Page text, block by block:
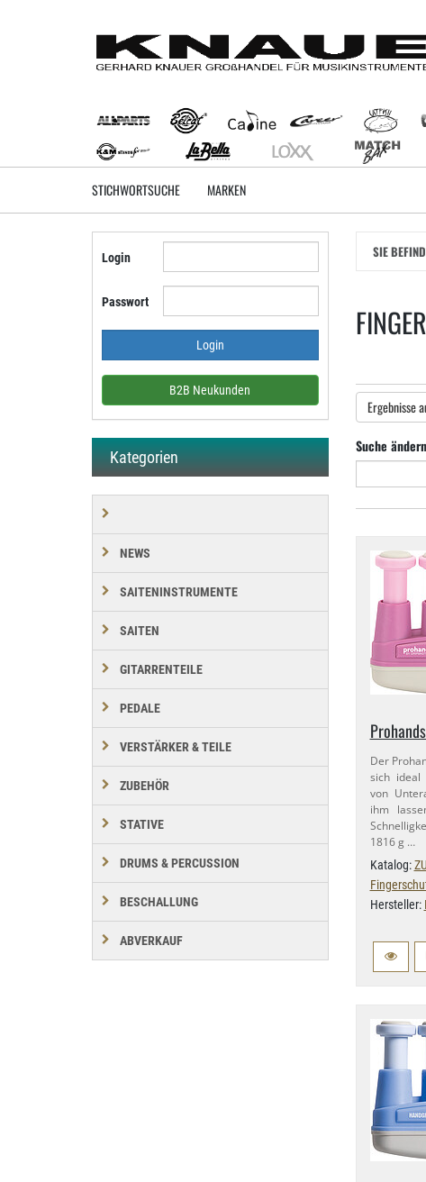
STICHWORTSUCHE MARKEN
SIE
Ergebnisse
Suche
Der
sich ideal
von
ihm
1816 g …
Katalog:
Hersteller:
Login
Passwort
B2B Neukunden
Kategorien
NEWS
SAITENINSTRUMENTE
SAITEN
GITARRENTEILE
PEDALE
VERSTÄRKER & TEILE
ZUBEHÖR
STATIVE
DRUMS & PERCUSSION
BESCHALLUNG
ABVERKAUF